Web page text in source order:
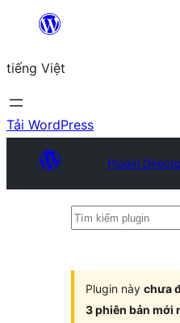
Chuyển
phần
nội
dung
tiếng Việt
Tải WordPress
Plugin
Tìm
Plugin này chưa
3 phiên bản mới